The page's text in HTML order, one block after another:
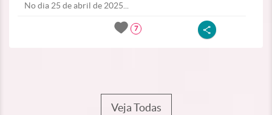
No dia 25 de abril de 2025...
7
Veja Todas